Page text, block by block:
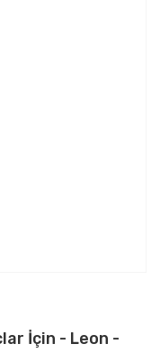
İçin - Leon -